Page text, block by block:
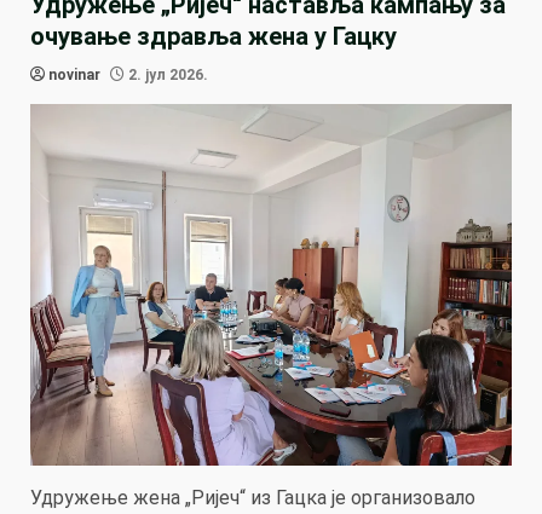
очување здравља жена у Гацку
novinar 2. јул 2026.
Удружење жена „Ријеч“ из Гацка је организовало